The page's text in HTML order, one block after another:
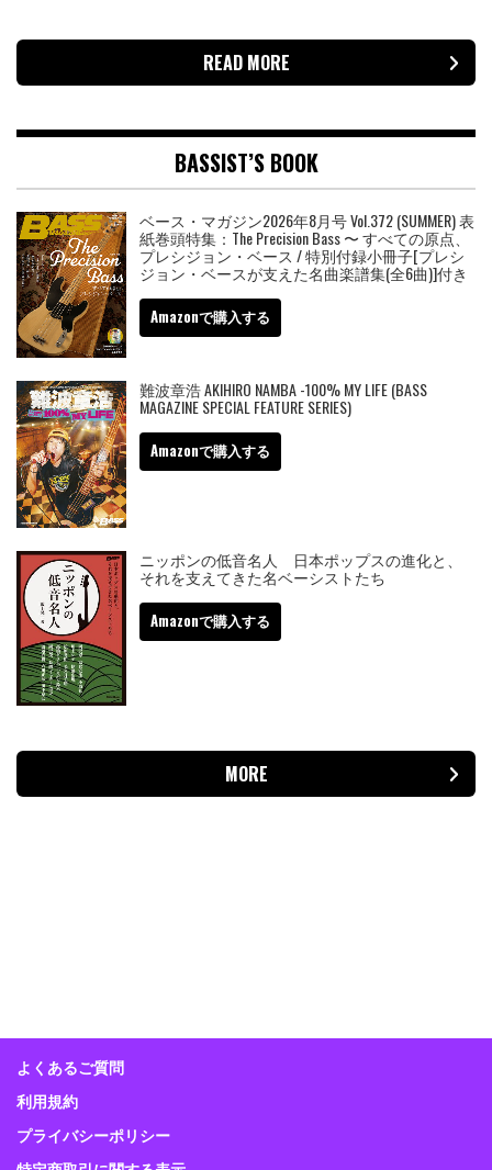
READ MORE
BASSIST’S BOOK
ベース・マガジン2026年8月号 Vol.372 (SUMMER) 表
紙巻頭特集：The Precision Bass 〜 すべての原点、
プレシジョン・ベース / 特別付録小冊子[プレシ
ジョン・ベースが支えた名曲楽譜集(全6曲)]付き
Amazonで購入する
難波章浩 AKIHIRO NAMBA -100% MY LIFE (BASS
MAGAZINE SPECIAL FEATURE SERIES)
Amazonで購入する
ニッポンの低音名人 日本ポップスの進化と、
それを支えてきた名ベーシストたち
Amazonで購入する
MORE
よくあるご質問
利用規約
プライバシーポリシー